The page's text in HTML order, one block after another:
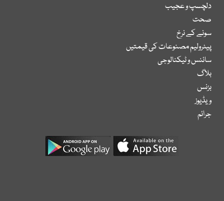
دلچسپ و عجیب
صحت
سونے کے نرخ
پیٹرولیم مصنوعات کی قیمتیں
سائنس و ٹیکنالوجی
بلاگ
بزنس
ویڈیوز
جرائم